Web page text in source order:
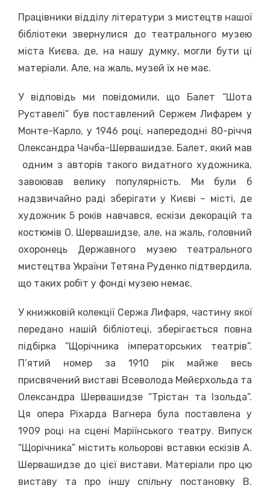
Працівники відділу літератури з мистецтв нашої
бібліотеки звернулися до театрального музею
міста Києва, де, на нашу думку, могли бути ці
матеріали. Але, на жаль, музей їх не має.
У відповідь ми повідомили, що Балет “Шота
Руставелі” був поставлений Сержем Лифарем у
Монте-Карло, у 1946 році, напередодні 80-річчя
Олександра Чачба-Шервашидзе. Балет, який мав
одним з авторів такого видатного художника,
завоював велику популярність. Ми були б
надзвичайно раді зберігати у Києві – місті, де
художник 5 років навчався, ескізи декорацій та
костюмів О. Шервашидзе, але, на жаль, головний
охоронець Державного музею театрального
мистецтва України Тетяна Руденко підтвердила,
що таких робіт у фонді музею немає.
У книжковій колекції Сержа Лифаря, частину якої
передано нашій бібліотеці, зберігається повна
підбірка “Щорічника імператорських театрів”.
П’ятий номер за 1910 рік майже весь
присвячений виставі Всеволода Мейєрхольда та
Олександра Шервашидзе “Трістан та Ізольда”.
Ця опера Ріхарда Вагнера була поставлена у
1909 році на сцені Маріїнського театру. Випуск
“Щорічника” містить кольорові вставки ескізів А.
Шервашидзе до цієї вистави. Матеріали про цю
виставу та про іншу спільну постановку В.